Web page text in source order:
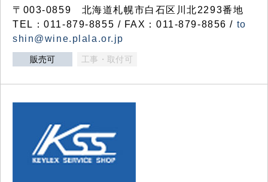
〒003-0859 北海道札幌市白石区川北2293番地
TEL：011-879-8855 / FAX：011-879-8856 / to
shin@wine.plala.or.jp
販売可 工事・取付可